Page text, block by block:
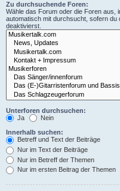
Zu durchsuchende Foren:
Wähle das Forum oder die Foren aus,
automatisch mit durchsucht, sofern du
deaktivierst.
Unterforen durchsuchen:
Ja
Nein
Innerhalb suchen:
Betreff und Text der Beiträge
Nur im Text der Beiträge
Nur im Betreff der Themen
Nur im ersten Beitrag der Themen